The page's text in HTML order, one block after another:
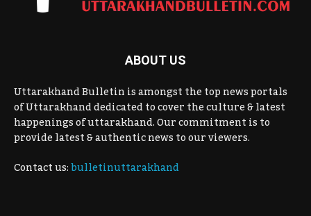
ABOUT US
Uttarakhand Bulletin is amongst the top news portals
of Uttarakhand dedicated to cover the culture & latest
happenings of uttarakhand. Our commitment is to
provide latest & authentic news to our viewers.
Contact us:bulletinuttarakhand